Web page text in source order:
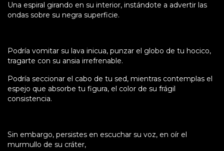
Una espiral girando en su interior, instándote a advertir las
ondas sobre su negra superficie.
Podría vomitar su lava inicua, punzar el globo de tu hocico,
tragarte con su ansia irrefrenable.
Podría seccionar el cabo de tu sed, mientras contemplas el
espejo que absorbe tu figura, el color de su frágil
consistencia.
Sin embargo, persistes en escuchar su voz, en oír el
murmullo de su cráter,